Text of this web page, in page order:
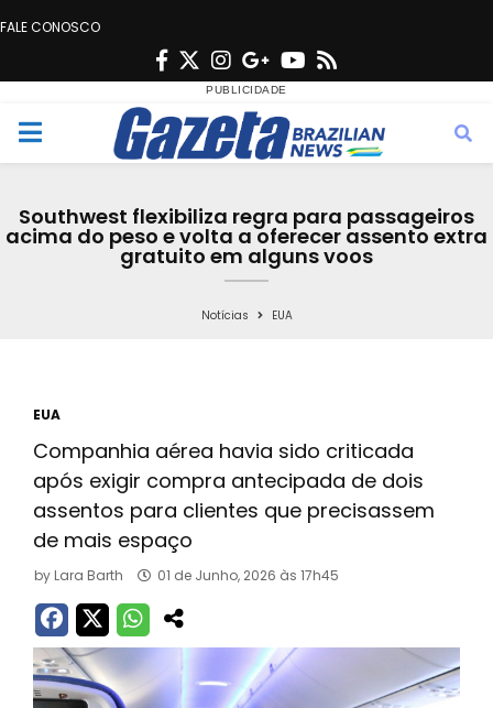
FALE CONOSCO
F
c
e
o
o
T
w
i
t
e
r
n
s
t
g
r
a
m
G
o
o
g
e
Y
u
t
b
e
s
M
n
Southwest flexibiliza regra para passageiros
acima do peso e volta a oferecer assento extra
gratuito em alguns voos
Notícias EUA
EUA
Companhia aérea havia sido criticada
após exigir compra antecipada de dois
assentos para clientes que precisassem
de mais espaço
by Lara Barth 01 de Junho, 2026 às 17h45